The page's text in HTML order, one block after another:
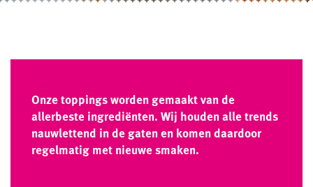
Onze toppings worden gemaakt van de
allerbeste ingrediënten. Wij houden alle trends
nauwlettend in de gaten en komen daardoor
regelmatig met nieuwe smaken.